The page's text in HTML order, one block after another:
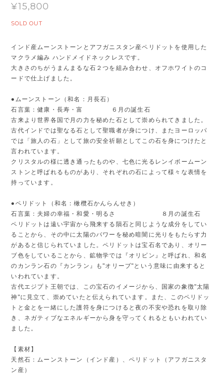
¥15,800
SOLD OUT
インド産ムーンストーンとアフガニスタン産ペリドットを使用した
マクラメ編み ハンドメイドネックレスです。
大きさのちがうまんまるな石２つを組み合わせ、オフホワイトのコ
ードで仕上げました。
●ムーンストーン（和名：月長石）
石言葉：健康・長寿・富 ６月の誕生石
古来より世界各国で月の力を秘めた石として崇められてきました。
古代インドでは聖なる石として聖職者が身につけ、またヨーロッパ
では「旅人の石」として旅の安全祈願としてこの石を身につけたと
言われています。
クリスタルの様に透き通ったものや、七色に光るレンイボームーン
ストンと呼ばれるものがあり、それぞれの石によって様々な表情を
持っています。
●ペリドット（和名：橄欖石かんらんせき）
石言葉：夫婦の幸福・和愛・明るさ ８月の誕生石
ペリドットは遠い宇宙から飛来する隕石と同じような成分をしてい
ることから、その中に太陽のパワーを秘め暗闇に光りをもたらす力
があると信じられていました。ペリドットは宝石名であり、オリー
ブ色をしていることから、鉱物学では『オリビン』と呼ばれ、和名
のカンラン石の『カンラン』も"オリーブ"という意味に由来すると
いわれています。
古代エジプト王朝では、この宝石のイメージから、国家の象徴"太陽
神"に見立て、崇めていたと伝えられています。また、このペリドッ
トと金とを一緒にした護符を身につけると夜の不安や恐れを取り除
き、ネガティブなエネルギーから身を守ってくれるともいわれてい
ました。
【素材】
天然石：ムーンストーン（インド産）、ペリドット（アフガニスタ
ン産）